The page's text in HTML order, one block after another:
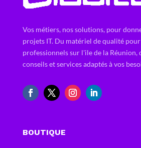
Vos métiers, nos solutions, pour
projets IT. Du matériel de qualité
professionnels sur l'ile de la Réunion,
conseils et services adaptés à vos
BOUTIQUE